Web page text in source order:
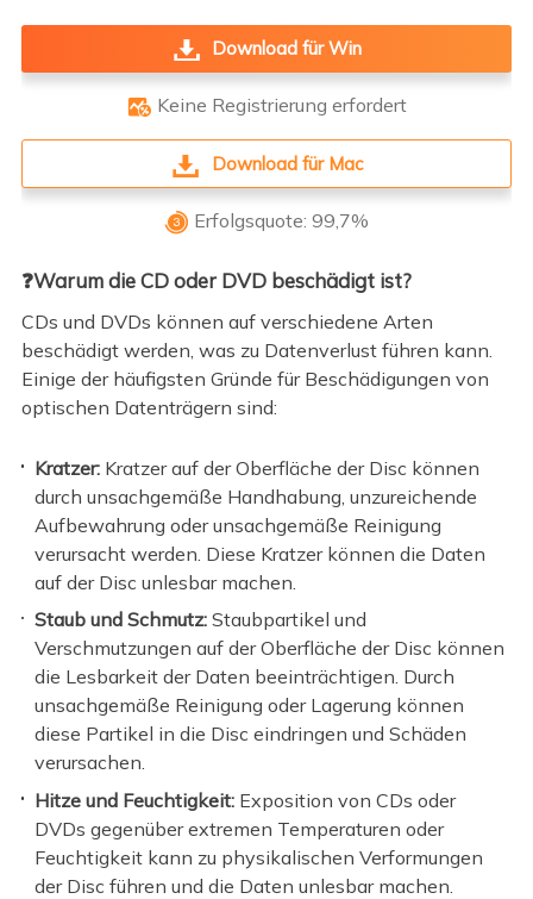
Download für Win
 Keine Registrierung erfordert
Download für Mac
 Erfolgsquote: 99,7%
❓Warum die CD oder DVD beschädigt ist?
CDs und DVDs können auf verschiedene Arten
beschädigt werden, was zu Datenverlust führen kann.
Einige der häufigsten Gründe für Beschädigungen von
optischen Datenträgern sind:
Kratzer: Kratzer auf der Oberfläche der Disc können
durch unsachgemäße Handhabung, unzureichende
Aufbewahrung oder unsachgemäße Reinigung
verursacht werden. Diese Kratzer können die Daten
auf der Disc unlesbar machen.
Staub und Schmutz:Staubpartikel und
Verschmutzungen auf der Oberfläche der Disc können
die Lesbarkeit der Daten beeinträchtigen. Durch
unsachgemäße Reinigung oder Lagerung können
diese Partikel in die Disc eindringen und Schäden
verursachen.
Hitze und Feuchtigkeit: Exposition von CDs oder
DVDs gegenüber extremen Temperaturen oder
Feuchtigkeit kann zu physikalischen Verformungen
der Disc führen und die Daten unlesbar machen.